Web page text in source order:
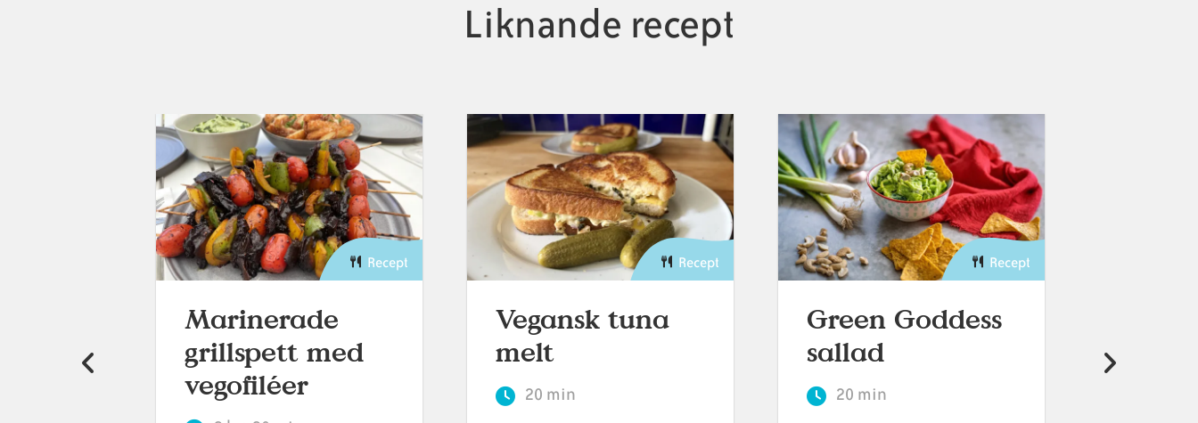
Liknande recept
Recept
Marinerade
grillspett med
vegofiléer
Recept
Vegansk tuna
melt
20 min
Recept
Green Goddess
sallad
20 min